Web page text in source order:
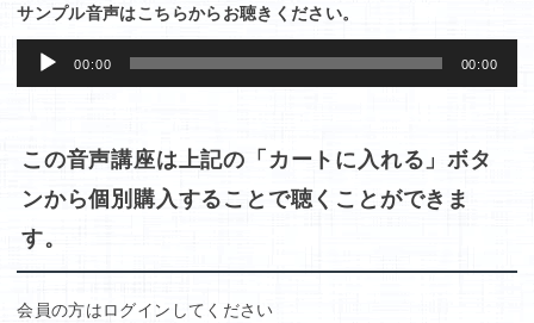
サンプル音声はこちらからお聴きください。
声
レ
ー
ー
00:00 00:00
この音声講座は上記の「カートに入れる」ボタ
ンから個別購入することで聴くことができま
す。
会員の方はログインしてください